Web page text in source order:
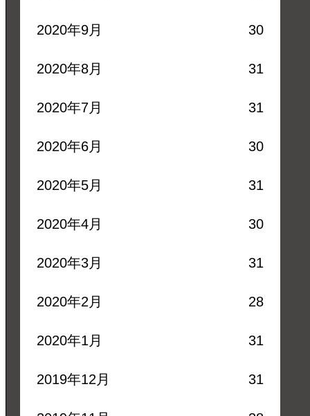
2020年9月 30
2020年8月 31
2020年7月 31
2020年6月 30
2020年5月 31
2020年4月 30
2020年3月 31
2020年2月 28
2020年1月 31
2019年12月 31